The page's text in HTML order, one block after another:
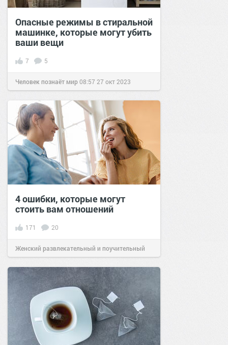
Опасные режимы в стиральной
машинке, которые могут убить
ваши вещи
7 5
Человек познаёт мир08:57 27 окт 2023
4 ошибки, которые могут
стоить вам отношений
171 20
Женский развлекательный и поучительный
сайт.23:2216 фев 2021